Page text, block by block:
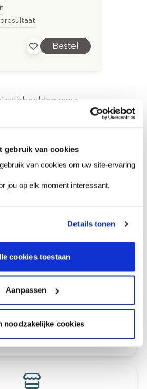
gebruik van cookies
van cookies om uw site-ervaring
jou op elk moment interessant.
Details tonen
cookies toestaan
Aanpassen
noodzakelijke cookies
Bestel
voor:
Bruin
metallieke verf
aan huis
op basis van de lichtinval
een technologische check-up